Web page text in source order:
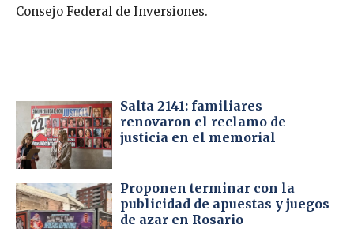
Consejo Federal de Inversiones.
Salta 2141: familiares
renovaron el reclamo de
justicia en el memorial
Proponen terminar con la
publicidad de apuestas y juegos
de azar en Rosario